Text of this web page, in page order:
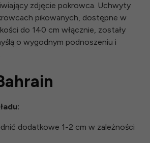
zdjęcie pokrowca. Uchwyty
pikowanych, dostępne w
do 140 cm włącznie, zostały
o wygodnym podnoszeniu i
dodatkowe 1-2 cm w zależności